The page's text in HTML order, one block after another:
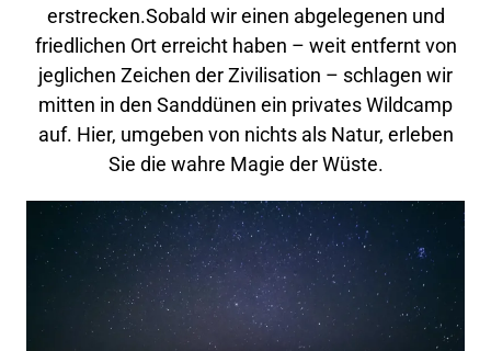
erstrecken.Sobald wir einen abgelegenen und
friedlichen Ort erreicht haben – weit entfernt von
jeglichen Zeichen der Zivilisation – schlagen wir
mitten in den Sanddünen ein privates Wildcamp
auf. Hier, umgeben von nichts als Natur, erleben
Sie die wahre Magie der Wüste.